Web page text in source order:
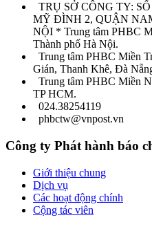
TRỤ SỞ CÔNG TY:
MỸ ĐÌNH 2, QUẬN
NỘI * Trung tâm PHBC
Thành phố Hà Nội.
Trung tâm PHBC Miền
Gián, Thanh Khê, Đà
Trung tâm PHBC Miền
TP HCM.
024.38254119
phbctw@vnpost.vn
Công ty Phát hành báo
Giới thiệu chung
Dịch vụ
Các hoạt động chính
Cộng tác viên